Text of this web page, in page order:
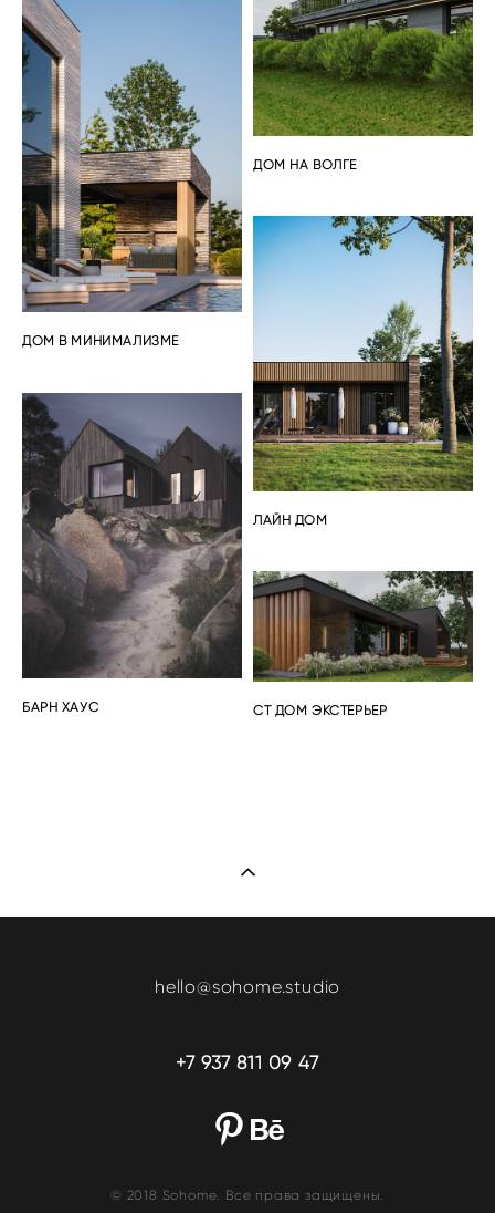
ДОМ НА ВОЛГЕ
ДОМ В МИНИМАЛИЗМЕ
ЛАЙН ДОМ
БАРН ХАУС СТ ДОМ ЭКСТЕРЬЕР
hello@sohome.studio
+7 937 811 09 47
© 2018 Sohome. Все права защищены.